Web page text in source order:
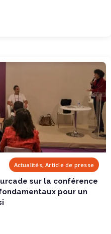
Actualités, Article de presse
sur la conférence
pour un